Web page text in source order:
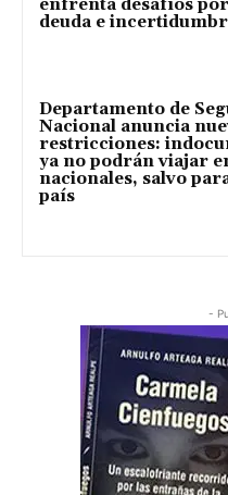
enfrenta desafíos
deuda e
Departamento de
Nacional anuncia
restricciones:
ya no podrán viajar
nacionales, salvo
país
-